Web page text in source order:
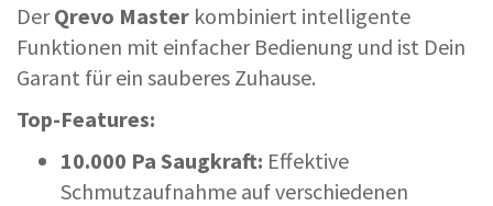
DerQrevo Master kombiniert intelligente
Funktionen mit einfacher Bedienung und ist Dein
Garant für ein sauberes Zuhause.
Top-Features:
10.000 Pa Saugkraft: Effektive
Schmutzaufnahme auf verschiedenen